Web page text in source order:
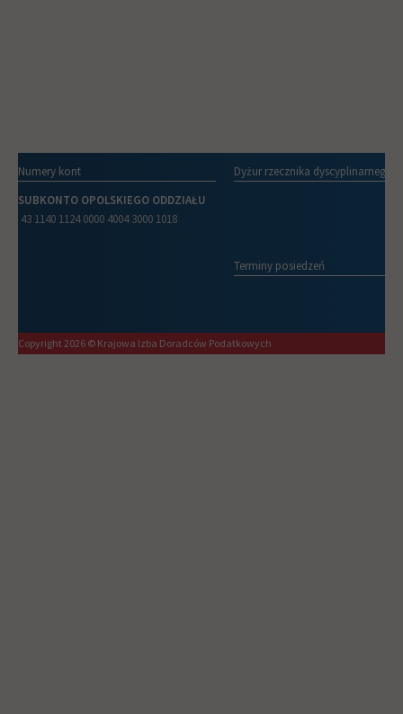
Numery kont
SUBKONTO OPOLSKIEGO ODDZIAŁU
43 1140 1124 0000 4004 3000 1018
Dyżur rzecznika dyscyplinarnego
Terminy posiedzeń
Copyright 2026 © Krajowa Izba Doradców Podatkowych